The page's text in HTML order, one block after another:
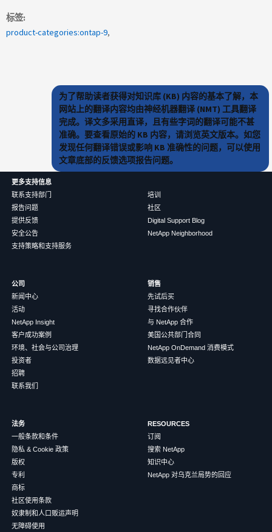
标签
product-categories:ontap-9
为了帮助读者获得对知识库 (KB) 内容的基本了解，本
网站上的翻译内容均由神经机器翻译 (NMT) 工具翻译
完成。译文多采用直译，且有些字词的翻译可能不甚
准确。要查看原始的 KB 内容，请浏览英文版本。如您
发现任何翻译错误或影响 KB 准确性的问题，可以使用
文章底部的反馈选项报告问题。
更多支持信息
联系支持部门
报告问题
提供反馈
安全公告
支持策略和支持服务
培训
社区
Digital Support Blog
NetApp Neighborhood
公司
新闻中心
活动
NetApp Insight
客户成功案例
环境、社会与公司治理
投资者
招聘
联系我们
销售
先试后买
寻找合作伙伴
与 NetApp 合作
美国公共部门合同
NetApp OnDemand 消费模式
数据远见者中心
法务
一般条款和条件
隐私 & Cookie 政策
版权
专利
商标
社区使用条款
奴隶制和人口贩运声明
无障碍使用
RESOURCES
订阅
搜索 NetApp
知识中心
NetApp 对乌克兰局势的回应